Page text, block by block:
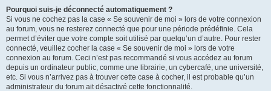
Pourquoi suis-je déconnecté automatiquement ?
Si vous ne cochez pas la case « Se souvenir de moi » lors de votre connexion
au forum, vous ne resterez connecté que pour une période prédéfinie. Cela
permet d’éviter que votre compte soit utilisé par quelqu’un d’autre. Pour rester
connecté, veuillez cocher la case « Se souvenir de moi » lors de votre
connexion au forum. Ceci n’est pas recommandé si vous accédez au forum
depuis un ordinateur public, comme une librairie, un cybercafé, une université,
etc. Si vous n’arrivez pas à trouver cette case à cocher, il est probable qu’un
administrateur du forum ait désactivé cette fonctionnalité.